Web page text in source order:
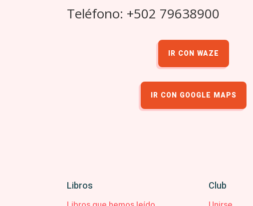
Teléfono: +502 79638900
IR CON WAZE
IR CON GOOGLE MAPS
Libros Club